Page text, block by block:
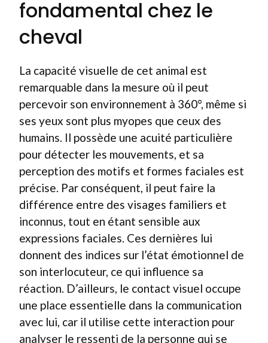
fondamental chez le
cheval
La capacité visuelle de cet animal est
remarquable dans la mesure où il peut
percevoir son environnement à 360°, même si
ses yeux sont plus myopes que ceux des
humains. Il possède une acuité particulière
pour détecter les mouvements, et sa
perception des motifs et formes faciales est
précise. Par conséquent, il peut faire la
différence entre des visages familiers et
inconnus, tout en étant sensible aux
expressions faciales. Ces dernières lui
donnent des indices sur l’état émotionnel de
son interlocuteur, ce qui influence sa
réaction. D’ailleurs, le contact visuel occupe
une place essentielle dans la communication
avec lui, car il utilise cette interaction pour
analyser le ressenti de la personne qui se